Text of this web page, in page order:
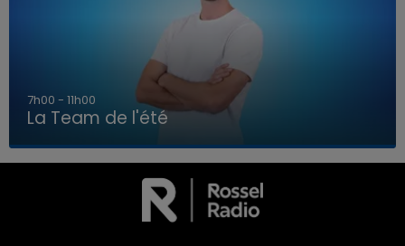
LA TEAM DE L'ÉTÉ
7h00 - 11h00
La Team de l'été